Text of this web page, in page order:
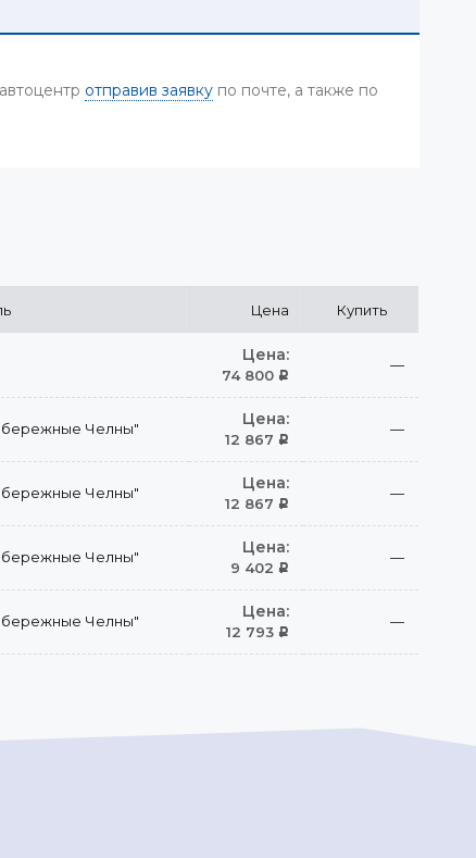
отправив заявку по почте, а также по
Цена Купить
Цена:
74 800 Р
—
Челны" Цена:
12 867 Р
—
Челны" Цена:
12 867 Р
—
Челны" Цена:
9 402 Р
—
Челны" Цена:
12 793 Р
—